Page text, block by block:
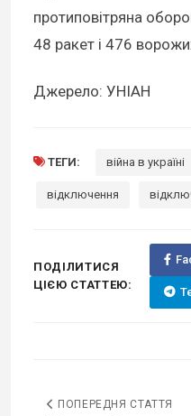
протиповітряна
48 ракет і 476
Джерело: УНІАН
ТЕГИ: війна в україні
відключення
ПОДІЛИТИСЯ
ЦІЄЮ СТАТТЕЮ:
ПОПЕРЕДНЯ СТАТТЯ